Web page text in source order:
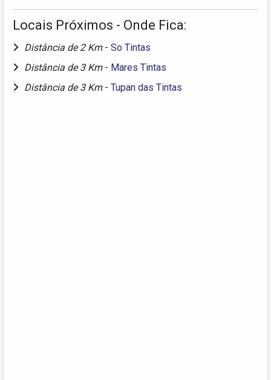
Locais Próximos - Onde Fica:
Distância de 2 Km - So Tintas
Distância de 3 Km - Mares Tintas
Distância de 3 Km - Tupan das Tintas